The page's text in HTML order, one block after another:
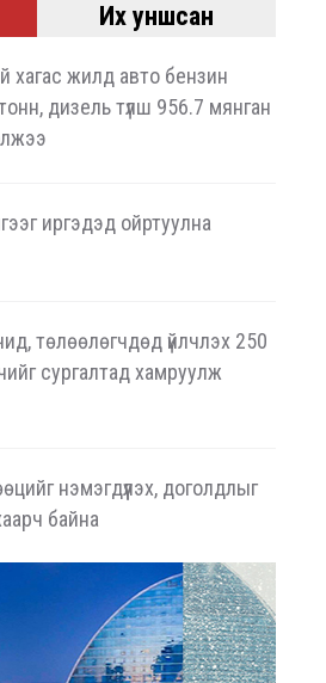
Их уншсан
хагас жилд авто бензин
дизель түлш 956.7 мянган
иргэдэд ойртуулна
төлөөлөгчдөд үйлчлэх 250
сургалтад хамруулж
нэмэгдүүлэх, доголдлыг
байна
импорт тасралтгүй